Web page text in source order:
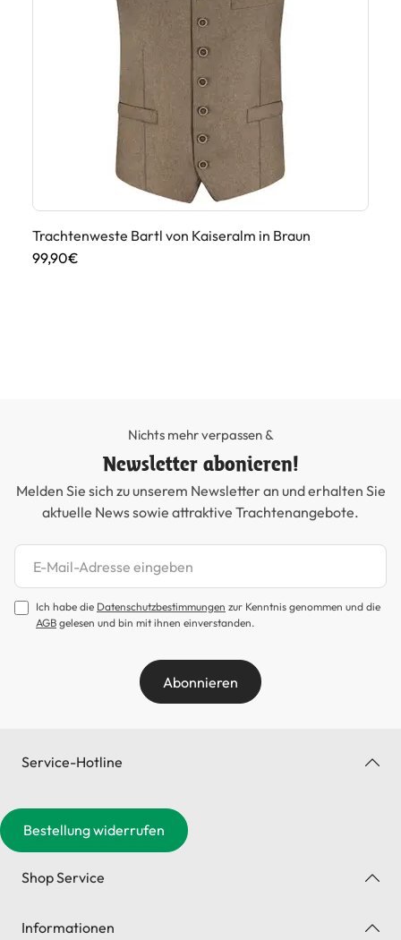
Trachtenweste Bartl von Kaiseralm in Braun
99,90€
Nichts mehr verpassen &
Newsletter abonieren!
Melden Sie sich zu unserem Newsletter an und erhalten Sie
aktuelle News sowie attraktive Trachtenangebote.
Newsletter abonnieren
Ich habe die Datenschutzbestimmungen zur Kenntnis genommen und die
AGB gelesen und bin mit ihnen einverstanden.
Abonnieren
Service-Hotline
Bestellung widerrufen
Shop Service
Informationen